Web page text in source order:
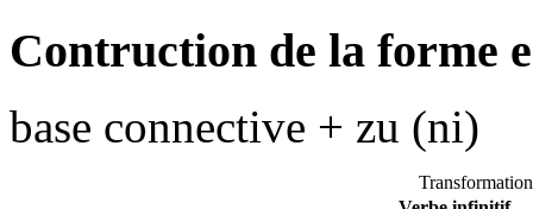
Contruction de la forme
base connective + zu (ni)